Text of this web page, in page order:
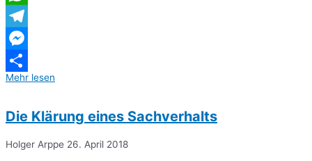
WhatsApp
Telegram
Messenger
Teilen
Mehr lesen
Die Klärung eines Sachverhalts
Holger Arppe 26. April 2018